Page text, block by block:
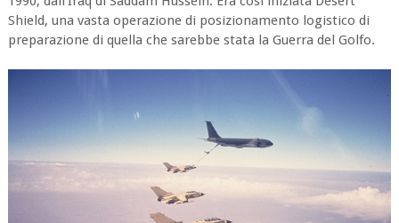
Shield, una vasta operazione di posizionamento logistico di
preparazione di quella che sarebbe stata la Guerra del Golfo.